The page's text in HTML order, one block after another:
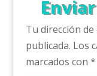
Tu dirección
publicada. Los
marcados con *